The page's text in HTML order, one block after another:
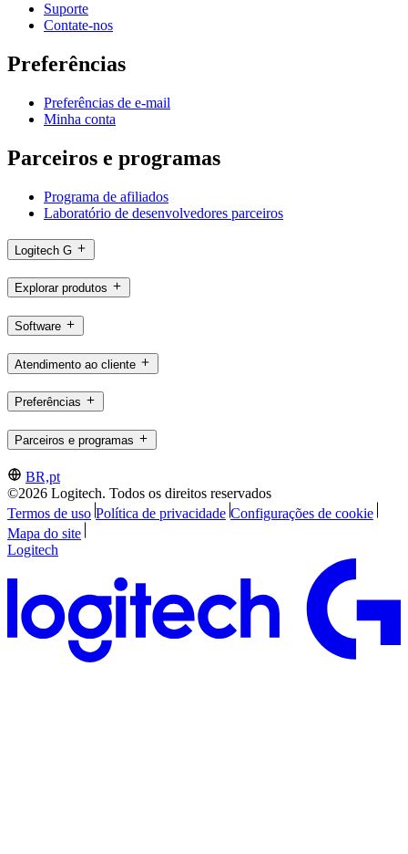
Suporte
Contate-nos
Preferências
Preferências de e-mail
Minha conta
Parceiros e programas
Programa de afiliados
Laboratório de desenvolvedores parceiros
Logitech G
Explorar produtos
Software
Atendimento ao cliente
Preferências
Parceiros e programas
BR,pt
©2026 Logitech. Todos os direitos reservados
Termos de uso Política de privacidade Configurações de cookie
Mapa do site
Logitech